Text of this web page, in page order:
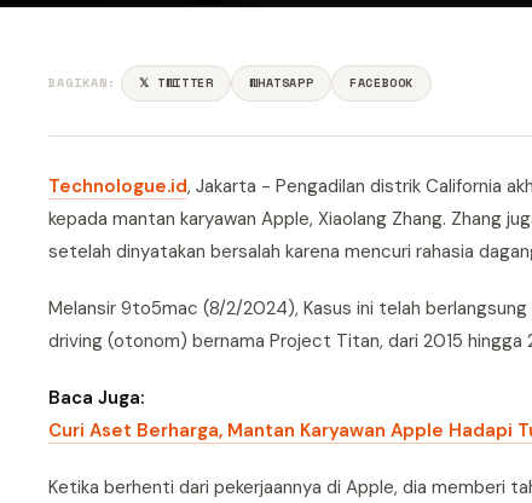
BAGIKAN: 𝕏 TWITTER WHATSAPP FACEBOOK
Technologue.id, Jakarta - Pengadilan distrik California
kepada mantan karyawan Apple, Xiaolang Zhang. Zhang
setelah dinyatakan bersalah karena mencuri rahasia
Melansir 9to5mac (8/2/2024), Kasus ini telah
driving (otonom) bernama Project Titan, dari 2015
Baca Juga:
Curi Aset Berharga, Mantan Karyawan Apple Hadapi
Ketika berhenti dari pekerjaannya di Apple, dia memberi